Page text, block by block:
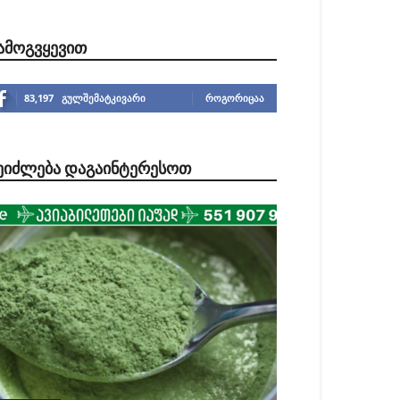
83,197 გულშემატკივარი ᲠᲝᲒᲝᲠᲘᲪᲐᲐ
ᲓᲐᲒᲐᲘᲜᲢᲔᲠᲔᲡᲝᲗ